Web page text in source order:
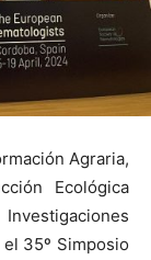
Agraria,
Ecológica
35º Simposio